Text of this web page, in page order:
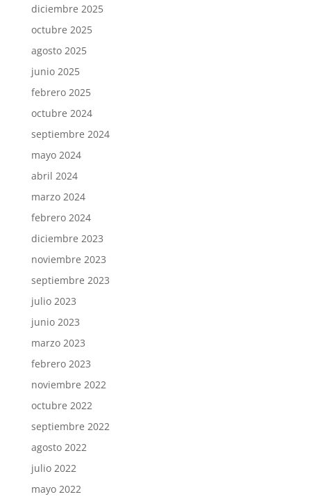
diciembre 2025
octubre 2025
agosto 2025
junio 2025
febrero 2025
octubre 2024
septiembre 2024
mayo 2024
abril 2024
marzo 2024
febrero 2024
diciembre 2023
noviembre 2023
septiembre 2023
julio 2023
junio 2023
marzo 2023
febrero 2023
noviembre 2022
octubre 2022
septiembre 2022
agosto 2022
julio 2022
mayo 2022